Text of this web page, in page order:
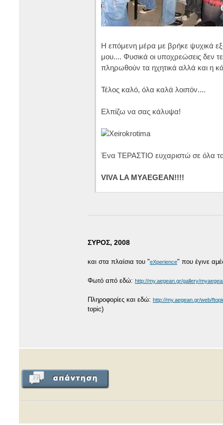
Η επόμενη μέρα με βρήκε ψυχικά
μου.... Φυσικά οι υποχρεώσεις δεν
πληρωθούν τα ηχητικά αλλά και η
Τέλος καλό, όλα καλά λοιπόν....
Ελπίζω να σας κάλυψα!
Ένα ΤΕΡΑΣΤΙΟ ευχαριστώ σε όλα
VIVA LA MYAEGEAN!!!!
ΣΥΡΟΣ, 2008
και στα πλαίσια του "eXperience" που έγινε
Φωτό από εδώ: http://my.aegean.gr/gallery/
Πληροφορίες και εδώ: http://my.aegean.gr/web/
topic)